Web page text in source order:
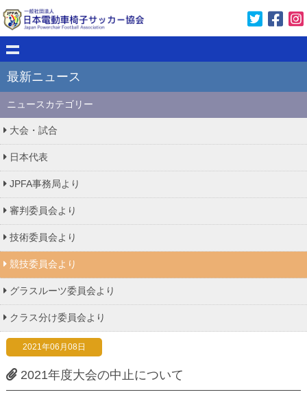
最新ニュース
ニュースカテゴリー
大会・試合
日本代表
JPFA事務局より
審判委員会より
技術委員会より
競技委員会より
グラスルーツ委員会より
クラス分け委員会より
2021年06月08日
2021年度大会の中止について